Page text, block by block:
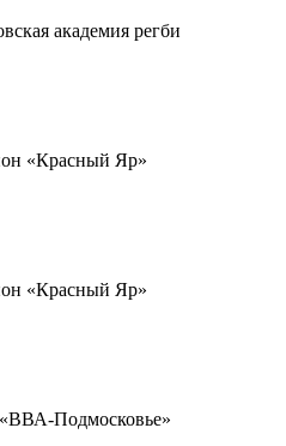
академия регби
«Красный Яр»
«Красный Яр»
Подмосковье»